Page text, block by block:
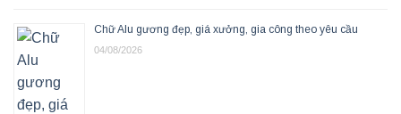
Chữ Alu gương đẹp, giá xưởng, gia công theo yêu cầu
04/08/2026